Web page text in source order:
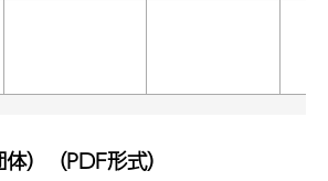
）（PDF形式）